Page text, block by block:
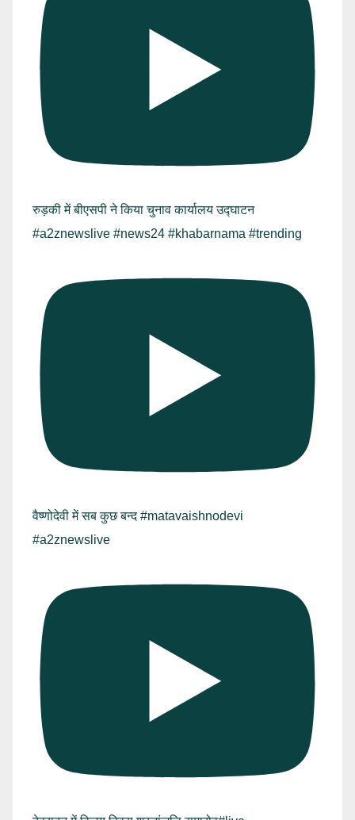
रुड़की में बीएसपी ने किया चुनाव कार्यालय उद्घाटन
#a2znewslive #news24 #khabarnama #trending
वैष्णोदेवी में सब कुछ बन्द #matavaishnodevi
#a2znewslive